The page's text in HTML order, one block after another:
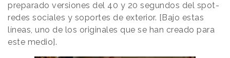
preparado versiones del 40 y 20 segundos del spot-
redes sociales y soportes de exterior. [Bajo estas
líneas, uno de los originales que se han creado para
este medio].